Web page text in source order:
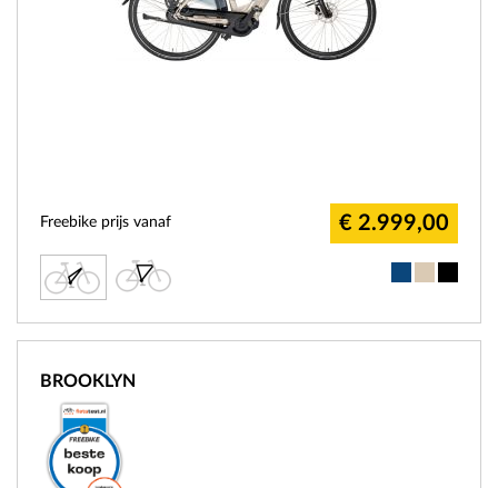
Freebike prijs vanaf € 2.999,00
BROOKLYN